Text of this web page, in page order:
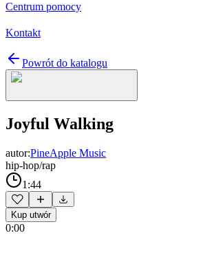
Centrum pomocy
Kontakt
Powrót do katalogu
Joyful Walking
autor:PineApple Music
hip-hop/rap
1:44
Kup utwór
0:00